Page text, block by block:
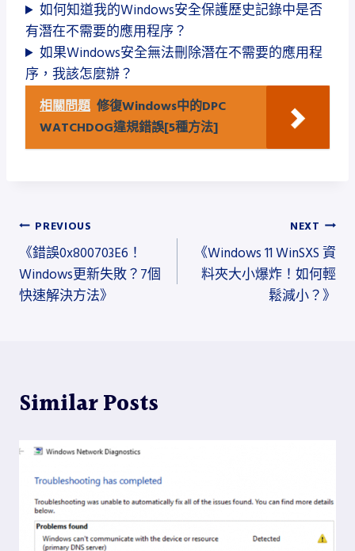
如何知道我的Windows安全保護歷史記錄中是否
有潛在不需要的應用程序？
如果Windows安全無法刪除潛在不需要的應用程
序，我該怎麼辦？
相關問題 修復Windows中的DPC
WATCHDOG違規錯誤[5種方法]
文
章
導
PREVIOUS
《錯誤0x800703E6！
Windows更新失敗？7個
快速解決方法》
NEXT
《Windows 11 WinSXS 資
料夾大小爆炸！如何輕
鬆減小？》
Similar Posts